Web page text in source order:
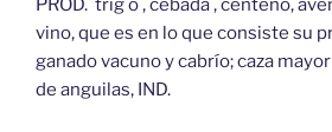
PROD. trig o , cebada , centeno,
vino, que es en lo que consiste su
ganado vacuno y cabrío; caza
de anguilas, IND.